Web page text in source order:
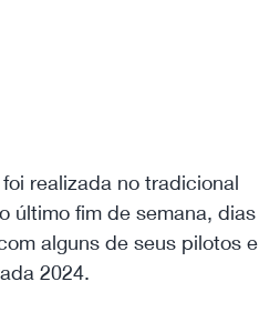
realizada no tradicional
último fim de semana, dias
alguns de seus pilotos e
2024.